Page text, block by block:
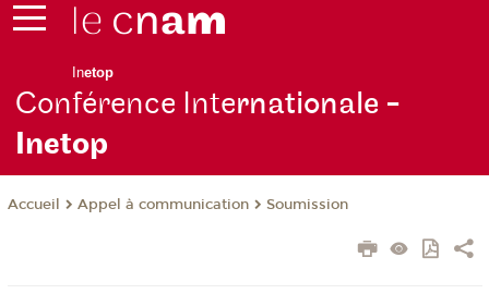
Inetop
Conférence Internationale -
Inetop
Accueil Appel à communication Soumission